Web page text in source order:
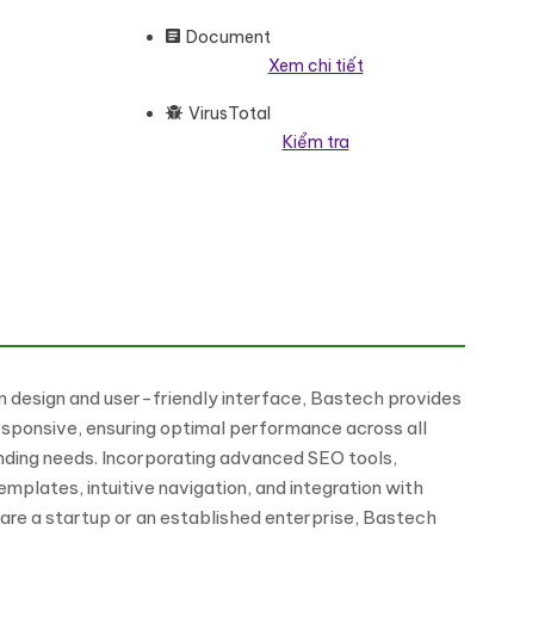
Document
Xem chi tiết
VirusTotal
Kiểm tra
design and user-friendly interface, Bastech provides
ensuring optimal performance across all
needs. Incorporating advanced SEO tools,
intuitive navigation, and integration with
a startup or an established enterprise, Bastech